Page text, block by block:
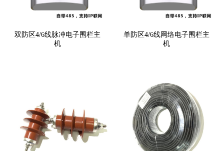
双防区4/6线脉冲电子围栏主
机
单防区4/6线网络电子围栏主
机